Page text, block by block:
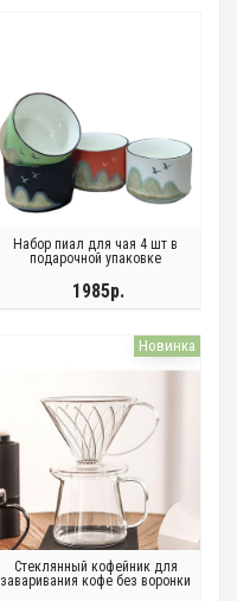
Набор пиал для чая 4 шт в
подарочной упаковке
1985р.
Новинка
Стеклянный кофейник для
заваривания кофе без воронки